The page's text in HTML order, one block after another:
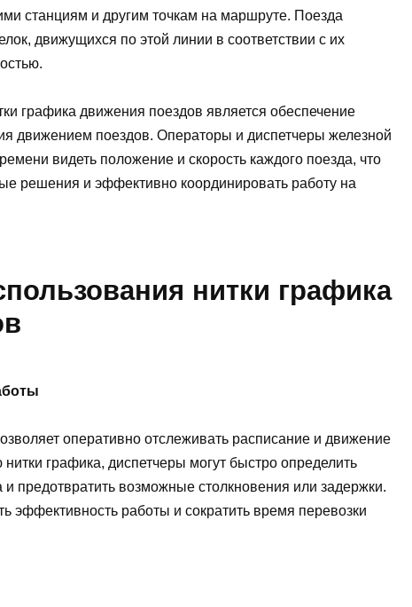
станциям и другим точкам на маршруте. Поезда
движущихся по этой линии в соответствии с их
графика движения поездов является обеспечение
движением поездов. Операторы и диспетчеры железной
видеть положение и скорость каждого поезда, что
решения и эффективно координировать работу на
нитки графика
оперативно отслеживать расписание и движение
графика, диспетчеры могут быстро определить
предотвратить возможные столкновения или задержки.
эффективность работы и сократить время перевозки